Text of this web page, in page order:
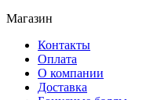
Магазин
Контакты
Оплата
О компании
Доставка